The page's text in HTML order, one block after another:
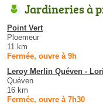
Jardineries à
Point Vert
Ploemeur
11 km
Fermée, ouvre à 9h
Leroy Merlin Quéven -
Quéven
16 km
Fermée, ouvre à 7h30